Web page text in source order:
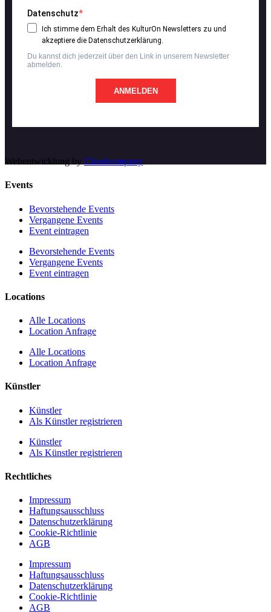
Datenschutz
Ich stimme dem Erhalt des KulturOn Newsletters zu und
akzeptiere die Datenschutzerklärung.
Du kannst dich jederzeit über den Link in unserem Newsletter
abmelden.
ANMELDEN
Webentwicklung by Cloudcompany
Events
Bevorstehende Events
Vergangene Events
Event eintragen
Bevorstehende Events
Vergangene Events
Event eintragen
Locations
Alle Locations
Location Anfrage
Alle Locations
Location Anfrage
Künstler
Künstler
Als Künstler registrieren
Künstler
Als Künstler registrieren
Rechtliches
Impressum
Haftungsausschluss
Datenschutzerklärung
Cookie-Richtlinie
AGB
Impressum
Haftungsausschluss
Datenschutzerklärung
Cookie-Richtlinie
AGB